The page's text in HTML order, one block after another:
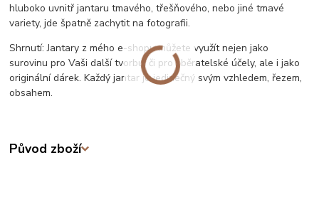
hluboko uvnitř jantaru tmavého, třešňového, nebo jiné tmavé
variety, jde špatně zachytit na fotografii.
Shrnutí: Jantary z mého e-shopu můžete využít nejen jako
surovinu pro Vaši další tvorbu, či pro sběratelské účely, ale i jako
originální dárek. Každý jantar je jedinečný svým vzhledem, řezem,
obsahem.
Původ zboží